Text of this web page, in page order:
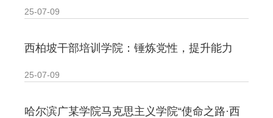
25-07-09
西柏坡干部培训学院：锤炼党性，提升能力
25-07-09
哈尔滨广某学院马克思主义学院“使命之路·西